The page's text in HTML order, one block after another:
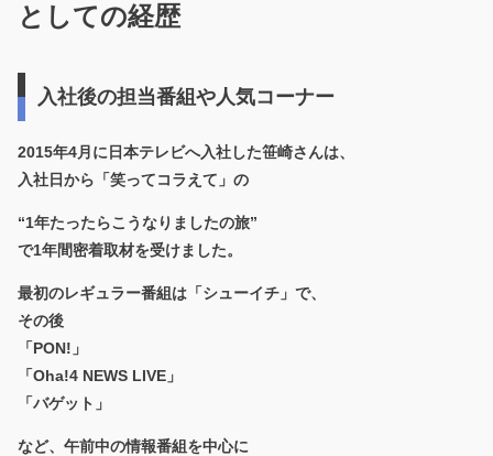
としての経歴
入社後の担当番組や人気コーナー
2015年4月に日本テレビへ入社した笹崎さんは、
入社日から「笑ってコラえて」の
“1年たったらこうなりましたの旅”
で1年間密着取材を受けました。
最初のレギュラー番組は「シューイチ」で、
その後
「PON!」
「Oha!4 NEWS LIVE」
「バゲット」
など、午前中の情報番組を中心に